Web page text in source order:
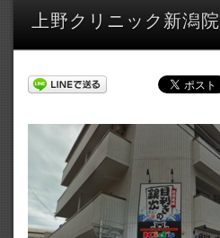
上野クリニック新潟院